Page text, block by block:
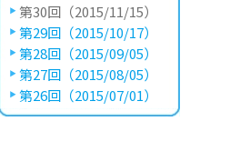
第30回（2015/11/15）
第29回（2015/10/17）
第28回（2015/09/05）
第27回（2015/08/05）
第26回（2015/07/01）